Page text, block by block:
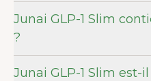
Junai GLP-1 Slim
?
Junai GLP-1 Slim est-